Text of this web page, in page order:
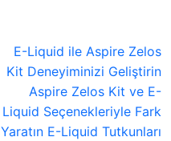
E-Liquid ile Aspire Zelos
Kit Deneyiminizi Geliştirin
Aspire Zelos Kit ve E-
Liquid Seçenekleriyle Fark
Yaratın E-Liquid Tutkunları